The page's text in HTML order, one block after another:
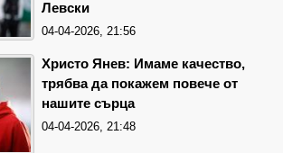
Левски
04-04-2026, 21:56
Христо Янев: Имаме качество,
трябва да покажем повече от
нашите сърца
04-04-2026, 21:48